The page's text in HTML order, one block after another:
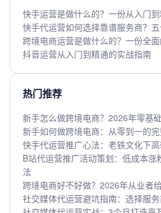
快手运营是做什么的？一份从入门
快手代运营如何选择靠谱服务商？
跨境电商运营是做什么的？一份全
抖音运营从入门到精通的实战指南
热门推荐
新手怎么做跨境电商？2026年零基
新手如何做跨境电商：从零到一的
快手代运营推广心法：老铁文化下
B站代运营推广活动策划：低成本
法
跨境电商好不好做？2026年从业者
社交媒体代运营避坑指南：选择服